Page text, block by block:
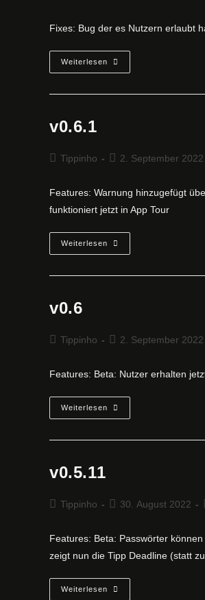
Fixes: Bug der es Nutzern erlaubt
Weiterlesen V0.6.2
v0.6.1
Beitrags-
Tippinho
Beitrag
2. September 2022
Features: Warnung hinzugefügt
funktioniert jetzt in App Tour
Weiterlesen V0.6.1
v0.6
Beitrags-
Tippinho
Beitrag
2. September 2022
Features: Beta: Nutzer erhalten
Weiterlesen V0.6
v0.5.11
Beitrags-
Tippinho
Beitrag
30. August 2022
Features: Beta: Passwörter
zeigt nun die Tipp Deadline (statt
Weiterlesen V0.5.11